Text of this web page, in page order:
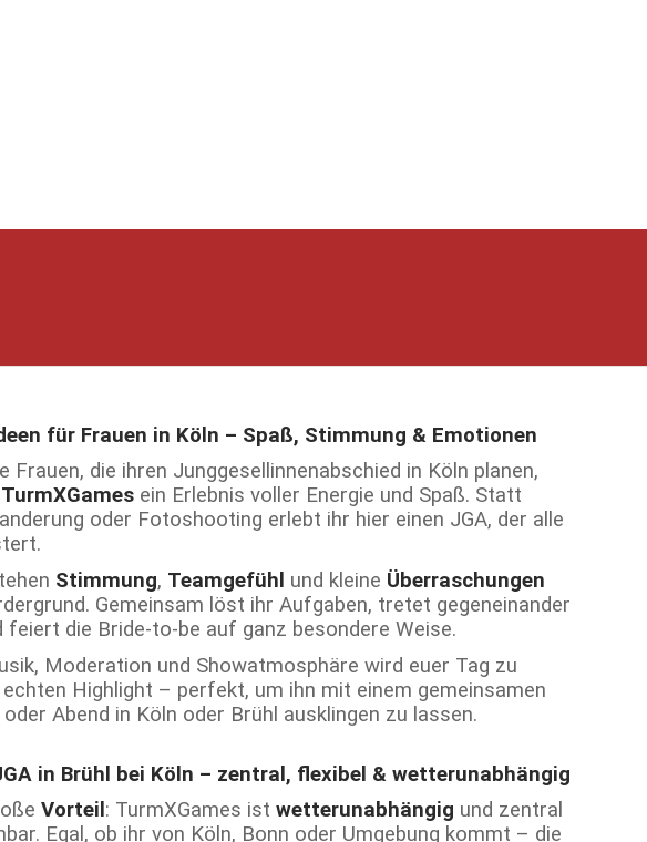
für Frauen in Köln – Spaß, Stimmung & Emotionen
Frauen, die ihren Junggesellinnenabschied in Köln planen,
TurmXGames ein Erlebnis voller Energie und Spaß. Statt
oder Fotoshooting erlebt ihr hier einen JGA, der alle
Stimmung, Teamgefühl und kleine Überraschungen
Gemeinsam löst ihr Aufgaben, tretet gegeneinander
feiert die Bride-to-be auf ganz besondere Weise.
Moderation und Showatmosphäre wird euer Tag zu
echten Highlight – perfekt, um ihn mit einem gemeinsamen
oder Abend in Köln oder Brühl ausklingen zu lassen.
in Brühl bei Köln – zentral, flexibel & wetterunabhängig
Vorteil: TurmXGames istwetterunabhängig und zentral
Egal, ob ihr von Köln, Bonn oder Umgebung kommt – die